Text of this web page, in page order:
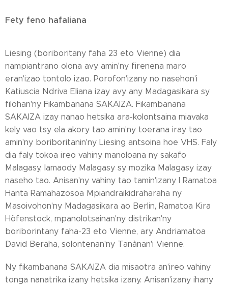
Fety feno hafaliana
Liesing (boriboritany faha 23 eto Vienne) dia
nampiantrano olona avy amin'ny firenena maro
eran'izao tontolo izao. Porofon'izany no nasehon'i
Katiuscia Ndriva Eliana izay avy any Madagasikara sy
filohan'ny Fikambanana SAKAIZA. Fikambanana
SAKAIZA izay nanao hetsika ara-kolontsaina miavaka
kely vao tsy ela akory tao amin'ny toerana iray tao
amin'ny boriboritanin'ny Liesing antsoina hoe VHS. Faly
dia faly tokoa ireo vahiny manoloana ny sakafo
Malagasy, lamaody Malagasy sy mozika Malagasy izay
naseho tao. Anisan'ny vahiny tao tamin'izany I Ramatoa
Hanta Ramahazosoa Mpiandraikidraharaha ny
Masoivohon'ny Madagasikara ao Berlin, Ramatoa Kira
Höfenstock, mpanolotsainan'ny distrikan'ny
boriborintany faha-23 eto Vienne, ary Andriamatoa
David Beraha, solontenan'ny Tanànan'i Vienne.
Ny fikambanana SAKAIZA dia misaotra an'ireo vahiny
tonga nanatrika izany hetsika izany. Anisan'izany ihany